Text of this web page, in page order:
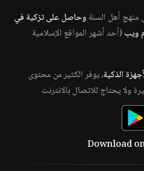
منهج أهل السنة وحاصل على تزكية في
ويب (أحد أشهر المواقع الإسلامية
الذكية، يوفر الكثير من محتوى
ولا يحتاج للاتصال بالانترنت